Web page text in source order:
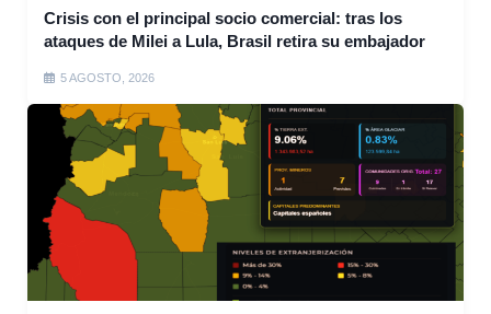
Crisis con el principal socio comercial: tras los
ataques de Milei a Lula, Brasil retira su embajador
5 AGOSTO, 2026